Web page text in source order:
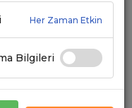
Her Zaman Etkin
Bilgileri